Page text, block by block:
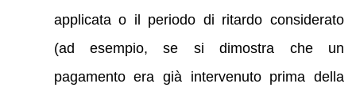
applicata o il periodo di ritardo considerato
(ad esempio, se si dimostra che un
pagamento era già intervenuto prima della